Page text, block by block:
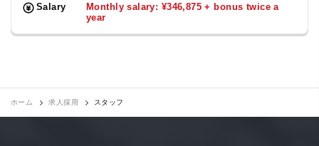
Salary
Monthly salary: ¥346,875 + bonus twice a
year
ホーム 求人採用 スタッフ